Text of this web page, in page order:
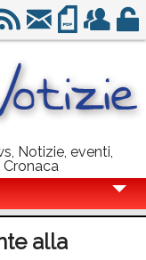
Notizie, eventi,
Cronaca
alla